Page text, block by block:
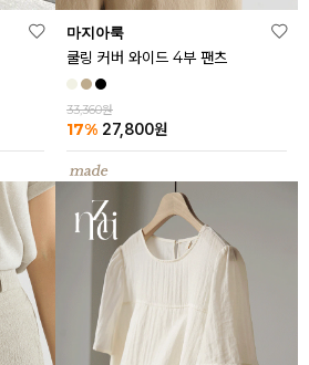
마지아룩
쿨링 커버 와이드 4부 팬츠
33,360원
17% 27,800원